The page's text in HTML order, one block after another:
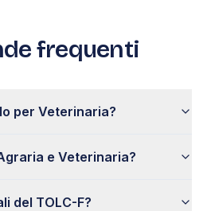
frequenti
per Veterinaria?
e Veterinaria?
del TOLC-F?